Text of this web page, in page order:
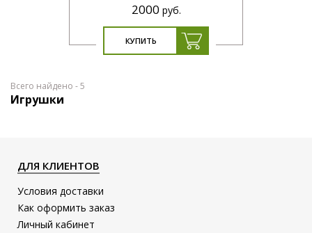
2000 руб.
КУПИТЬ
Всего найдено -5
Игрушки
ДЛЯ КЛИЕНТОВ
Условия доставки
Как оформить заказ
Личный кабинет